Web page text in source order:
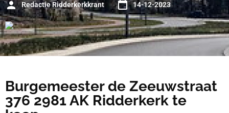
Redactie Ridderkerkkrant 14-12-2023
Burgemeester de Zeeuwstraat
376 2981 AK Ridderkerk te